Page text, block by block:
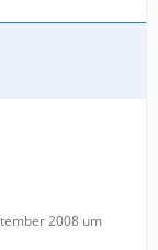
2008 um